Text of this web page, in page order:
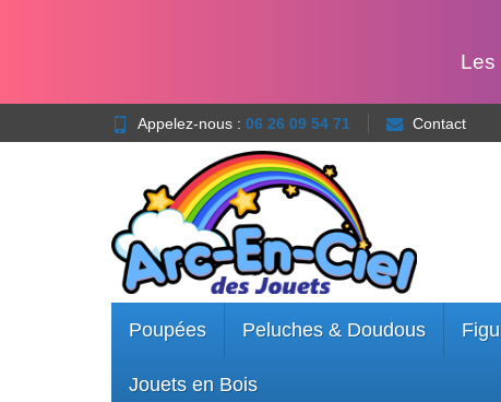
Les
Appelez-nous : 06 26 09 54 71 Contact
Poupées Peluches & Doudous
Jouets en Bois